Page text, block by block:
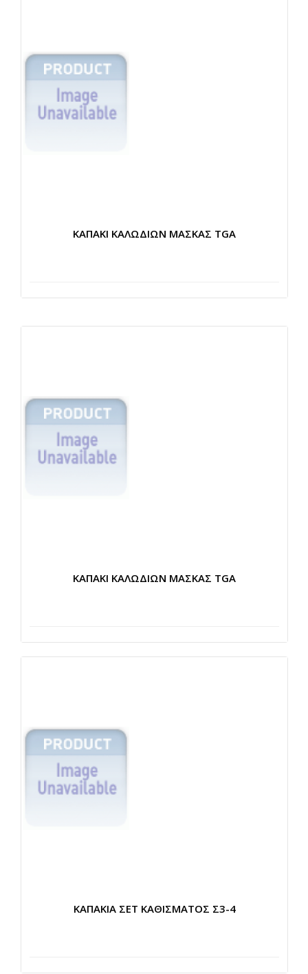
ΚΑΠΑΚΙ ΚΑΛΩΔΙΩΝ ΜΑΣΚΑΣ TGA
ΚΑΠΑΚΙ ΚΑΛΩΔΙΩΝ ΜΑΣΚΑΣ TGA
ΚΑΠΑΚΙΑ ΣΕΤ ΚΑΘΙΣΜΑΤΟΣ Σ3-4